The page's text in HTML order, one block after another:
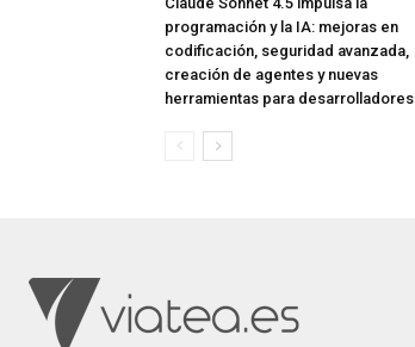
programación y la IA: mejoras en
codificación, seguridad avanzada,
creación de agentes y nuevas
herramientas para desarrolladores